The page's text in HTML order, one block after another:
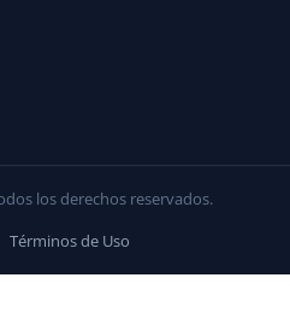
los derechos reservados.
Términos de Uso